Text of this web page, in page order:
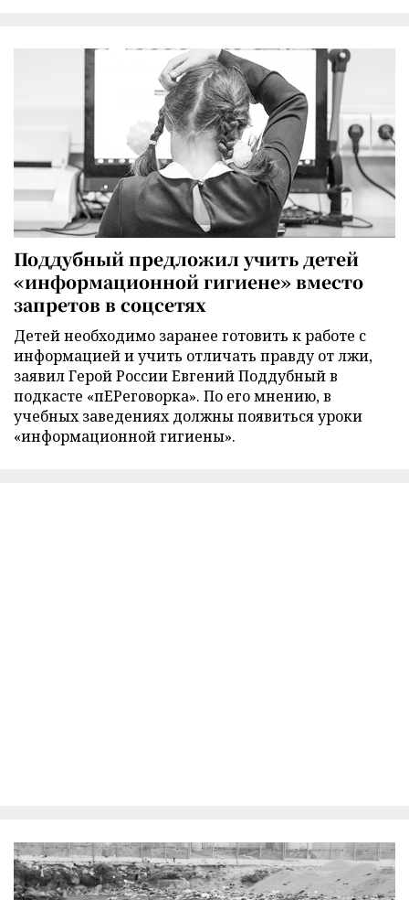
Поддубный предложил учить детей
«информационной гигиене» вместо
запретов в соцсетях
Детей необходимо заранее готовить к работе с
информацией и учить отличать правду от лжи,
заявил Герой России Евгений Поддубный в
подкасте «пЕРеговорка». По его мнению, в
учебных заведениях должны появиться уроки
«информационной гигиены».